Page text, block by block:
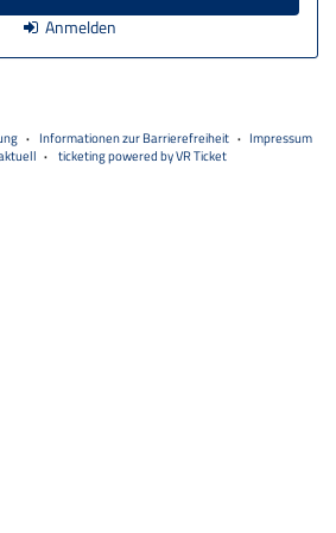
Anmelden
Informationen zur Barrierefreiheit
Impressum
ticketing powered by VR Ticket